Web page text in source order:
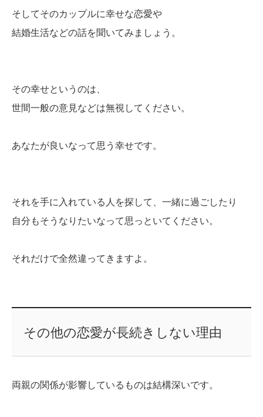
そしてそのカップルに幸せな恋愛や
結婚生活などの話を聞いてみましょう。
その幸せというのは、
世間一般の意見などは無視してください。
あなたが良いなって思う幸せです。
それを手に入れている人を探して、一緒に過ごしたり
自分もそうなりたいなって思っといてください。
それだけで全然違ってきますよ。
その他の恋愛が長続きしない理由
両親の関係が影響しているものは結構深いです。